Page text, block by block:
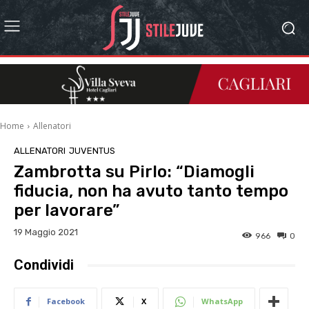
Home Allenatori
ALLENATORI JUVENTUS
Zambrotta su Pirlo: “Diamogli
fiducia, non ha avuto tanto tempo
per lavorare”
19 Maggio 2021 0
966
Condividi
Facebook X WhatsApp